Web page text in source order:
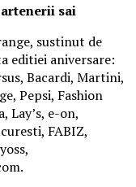
sai
sustinut de
editiei aniversare:
Bacardi, Martini,
Pepsi, Fashion
Lay’s, e-on,
FABIZ,